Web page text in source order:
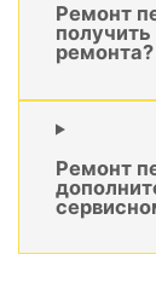
Ремонт
ремонта?
Ремонт